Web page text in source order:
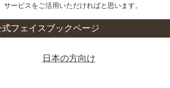
サービスをご活用いただければと思います。
式フェイスブックページ
日本の方向け